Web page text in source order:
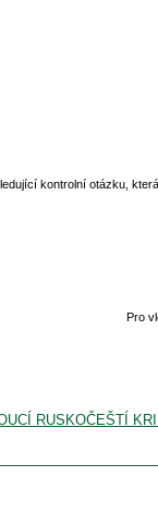
kontrolní otázku,
Pro
RUSKOČEŠTÍ